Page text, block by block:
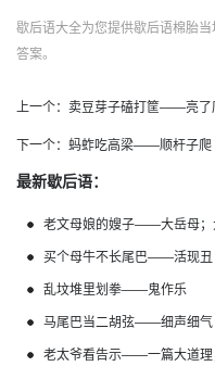
歇后语大全为您提供歇后语棉胎
答案。
上一个： 卖豆芽子磕打筐——亮了
下一个： 蚂蚱吃高梁——顺杆子爬
最新歇后语：
老文母娘的嫂子——大岳母；
买个母牛不长尾巴——活现丑
乱坟堆里划拳——鬼作乐
马尾巴当二胡弦——细声细气
老太爷看告示——一篇大道理